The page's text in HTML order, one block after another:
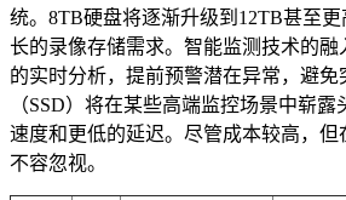
统。8TB硬盘将逐渐升级到12TB甚至
长的录像存储需求。智能监测技术的
的实时分析，提前预警潜在异常，避
（SSD）将在某些高端监控场景中崭
速度和更低的延迟。尽管成本较高，但
不容忽视。